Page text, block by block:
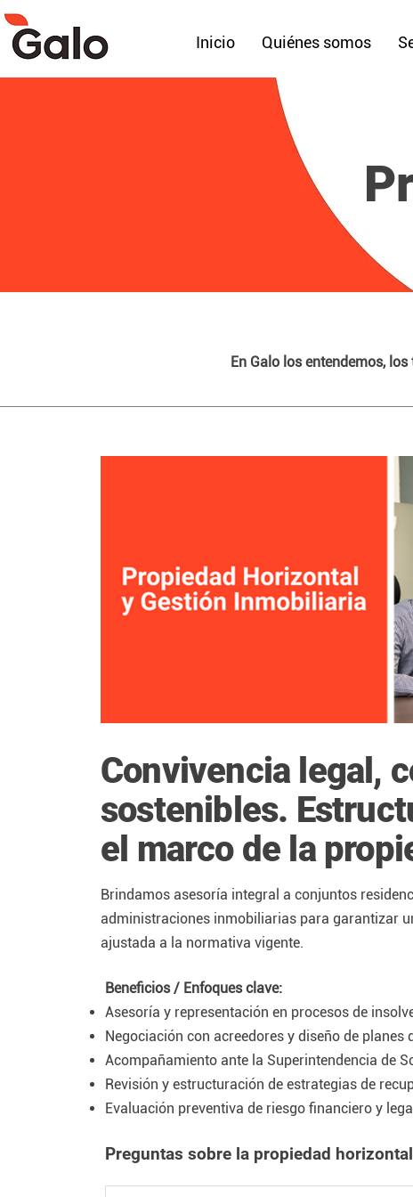
Inicio Quiénes somos
En Galo los entendemos,
Convivencia legal,
sostenibles.
el marco de la
Brindamos asesoría integral a conjuntos
administraciones inmobiliarias para garantizar
ajustada a la normativa vigente.
Beneficios / Enfoques clave:
Asesoría y representación en procesos de
Negociación con acreedores y diseño de planes
Acompañamiento ante la Superintendencia de
Revisión y estructuración de estrategias de
Evaluación preventiva de riesgo financiero y
Preguntas sobre la propiedad horizontal